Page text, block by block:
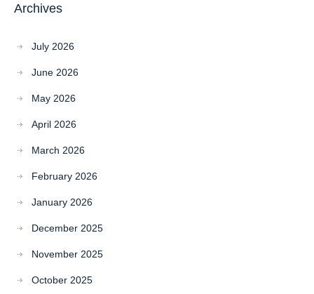
Archives
July 2026
June 2026
May 2026
April 2026
March 2026
February 2026
January 2026
December 2025
November 2025
October 2025